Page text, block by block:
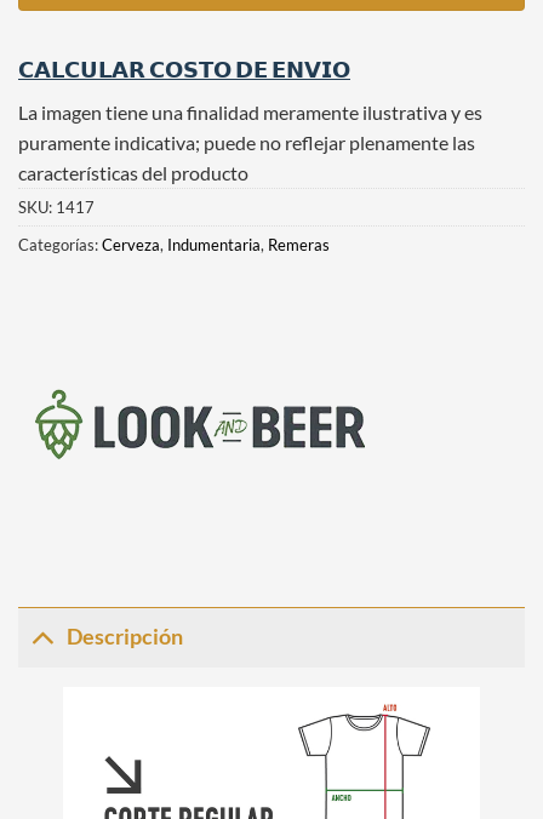
𝗖𝗔𝗟𝗖𝗨𝗟𝗔𝗥 𝗖𝗢𝗦𝗧𝗢 𝗗𝗘 𝗘𝗡𝗩𝗜𝗢
La imagen tiene una finalidad meramente ilustrativa y es
puramente indicativa; puede no reflejar plenamente las
características del producto
SKU: 1417
Categorías:Cerveza, Indumentaria, Remeras
Descripción